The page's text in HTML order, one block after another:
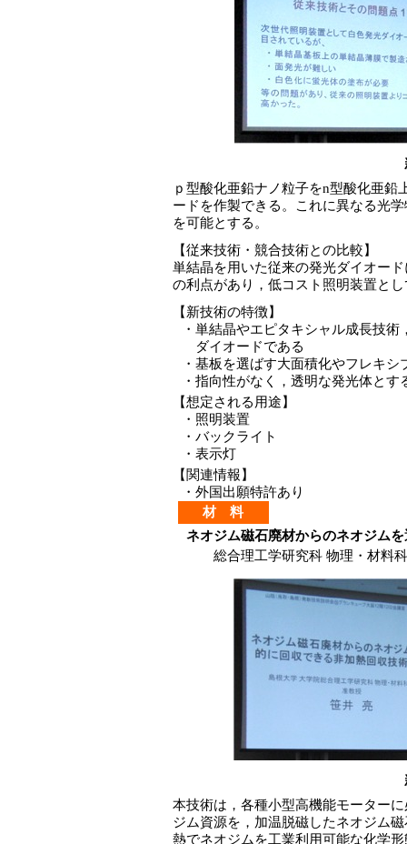
ｐ型酸化亜鉛ナノ粒子をn型酸化亜
ードを作製できる。これに異なる光
を可能とする。
【従来技術・競合技術との比較】
単結晶を用いた従来の発光ダイオー
の利点があり，低コスト照明装置と
【新技術の特徴】
・ 単結晶やエピタキシャル成長技術
ダイオードである
・ 基板を選ばす大面積化やフレキシ
・ 指向性がなく，透明な発光体とす
【想定される用途】
・ 照明装置
・ バックライト
・ 表示灯
【関連情報】
・ 外国出願特許あり
材 料
ネオジム磁石廃材からのネオジム
総合理工学研究科 物理・材料科
本技術は，各種小型高機能モーター
ジム資源を，加温脱磁したネオジム
熱でネオジムを工業利用可能な化学